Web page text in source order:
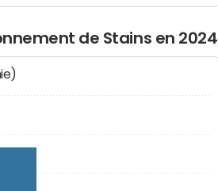
de Stains en 2024